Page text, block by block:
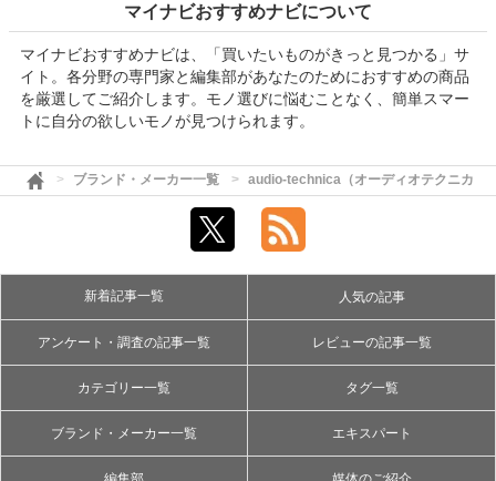
マイナビおすすめナビについて
マイナビおすすめナビは、「買いたいものがきっと見つかる」サ
イト。各分野の専門家と編集部があなたのためにおすすめの商品
を厳選してご紹介します。モノ選びに悩むことなく、簡単スマー
トに自分の欲しいモノが見つけられます。
ブランド・メーカー一覧 audio-technica（オーディオテクニカ）
新着記事一覧 人気の記事
アンケート・調査の記事一覧 レビューの記事一覧
カテゴリー一覧 タグ一覧
ブランド・メーカー一覧 エキスパート